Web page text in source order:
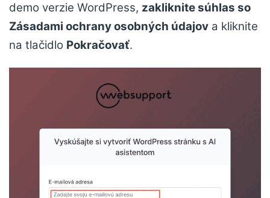
demo verzie WordPress, zakliknite súhlas so
Zásadami ochrany osobných údajov a kliknite
na tlačidlo Pokračovať.